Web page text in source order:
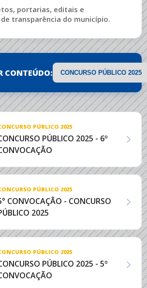
portarias, editais e
transparência do município.
CONTEÚDO:
PÚBLICO 2025
PÚBLICO 2025 - 6º
PÚBLICO 2025
CONVOCAÇÃO - CONCURSO
2025
PÚBLICO 2025
PÚBLICO 2025 - 5º